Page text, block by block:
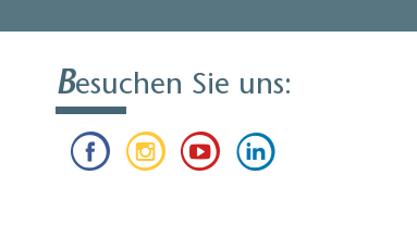
Besuchen Sie uns: